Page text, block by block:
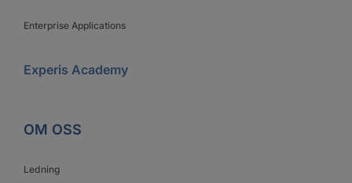
Enterprise Applications
Experis Academy
OM OSS
Ledning